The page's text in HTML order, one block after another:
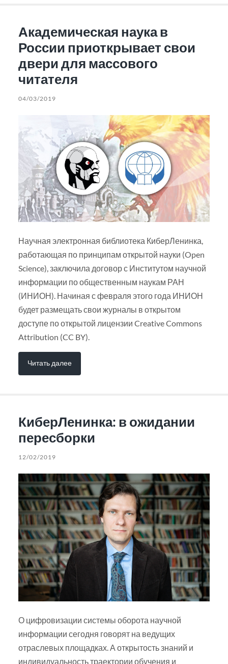
Академическая наука в
России приоткрывает свои
двери для массового
читателя
04/03/2019
Научная электронная библиотека КиберЛенинка,
работающая по принципам открытой науки (Open
Science), заключила договор с Институтом научной
информации по общественным наукам РАН
(ИНИОН). Начиная с февраля этого года ИНИОН
будет размещать свои журналы в открытом
доступе по открытой лицензии Creative Commons
Attribution (CC BY).
Читать далее
КиберЛенинка: в ожидании
пересборки
12/02/2019
О цифровизации системы оборота научной
информации сегодня говорят на ведущих
отраслевых площадках. А открытость знаний и
индивидуальность траектории обучения и